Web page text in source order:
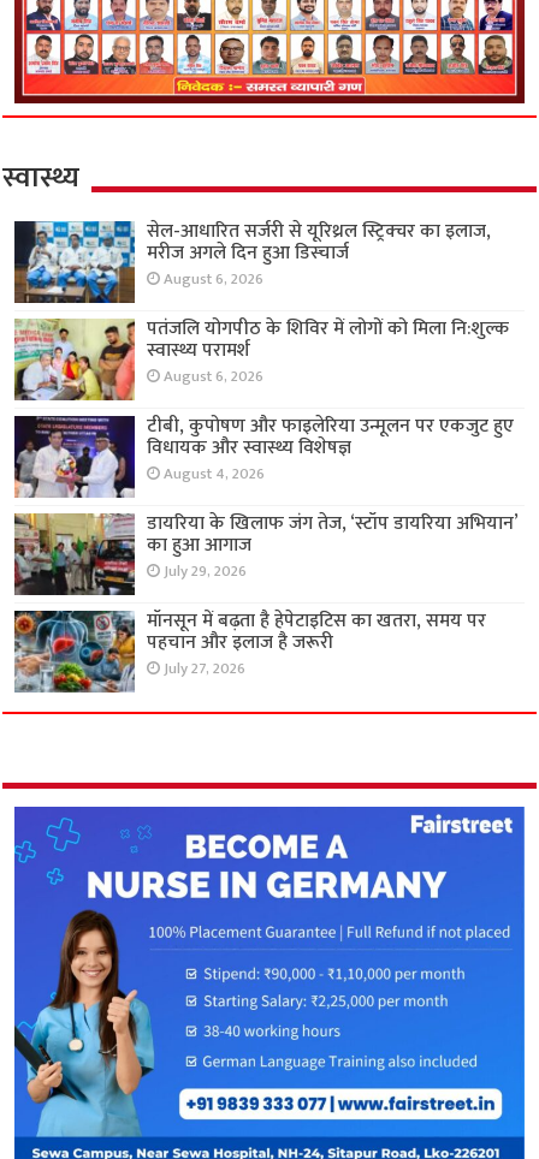
स्वास्थ्य
सेल-आधारित सर्जरी से यूरिथ्रल स्ट्रिक्चर का इलाज,
मरीज अगले दिन हुआ डिस्चार्ज
August 6, 2026
पतंजलि योगपीठ के शिविर में लोगों को मिला नि:शुल्क
स्वास्थ्य परामर्श
August 6, 2026
टीबी, कुपोषण और फाइलेरिया उन्मूलन पर एकजुट हुए
विधायक और स्वास्थ्य विशेषज्ञ
August 4, 2026
डायरिया के खिलाफ जंग तेज, ‘स्टॉप डायरिया अभियान’
का हुआ आगाज
July 29, 2026
मॉनसून में बढ़ता है हेपेटाइटिस का खतरा, समय पर
पहचान और इलाज है जरूरी
July 27, 2026